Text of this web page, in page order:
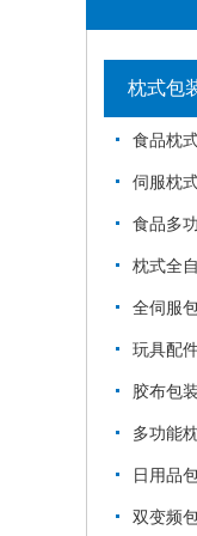
枕式包
食品枕
伺服枕
食品多
枕式全
全伺服
玩具配
胶布包
多功能
日用品
双变频